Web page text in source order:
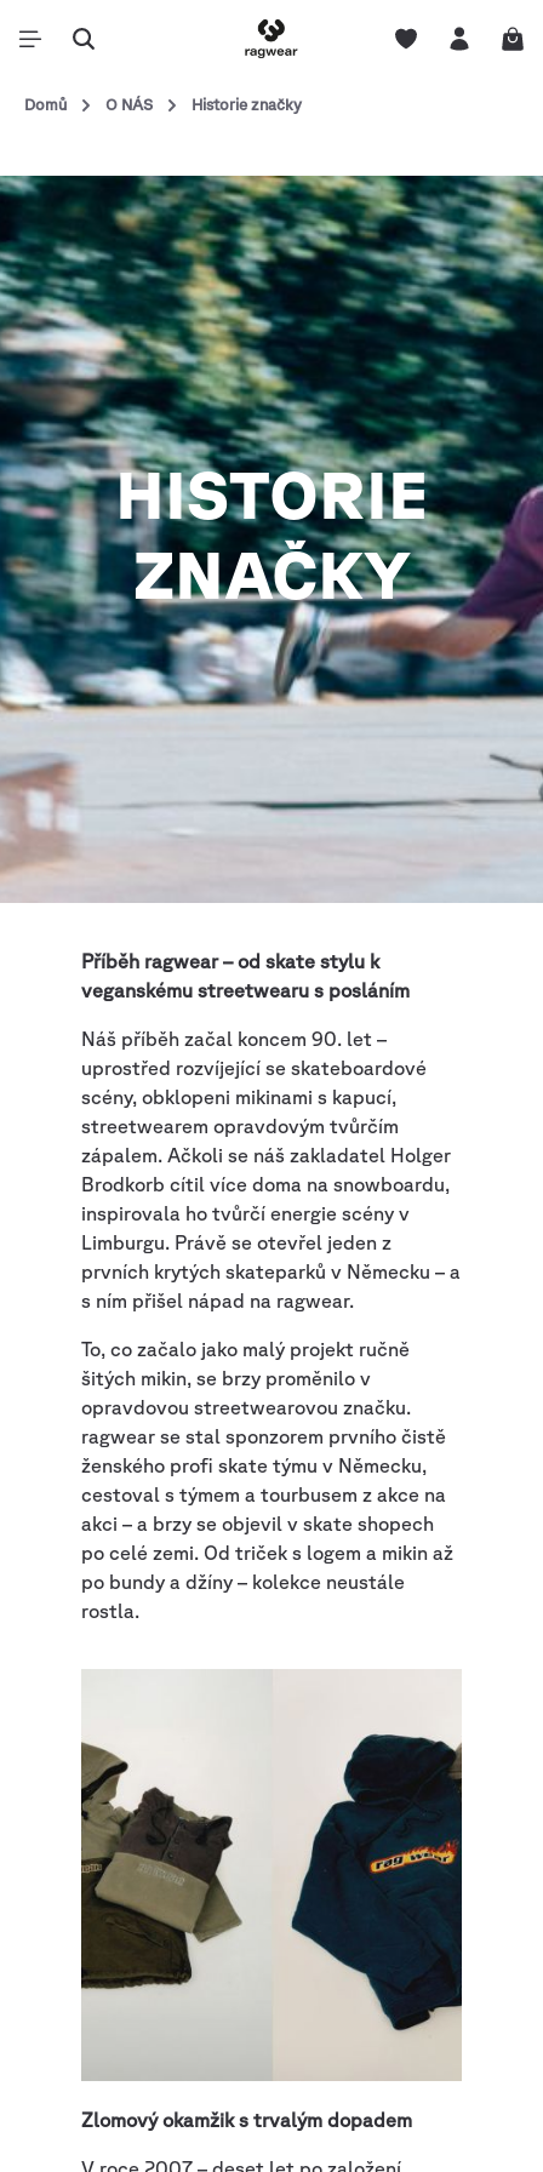
Domů O NÁS Historie značky
HISTORIE
ZNAČKY
Příběh ragwear – od skate stylu k
veganskému streetwearu s posláním
Náš příběh začal koncem 90. let –
uprostřed rozvíjející se skateboardové
scény, obklopeni mikinami s kapucí,
streetwearem opravdovým tvůrčím
zápalem. Ačkoli se náš zakladatel Holger
Brodkorb cítil více doma na snowboardu,
inspirovala ho tvůrčí energie scény v
Limburgu. Právě se otevřel jeden z
prvních krytých skateparků v Německu – a
s ním přišel nápad na ragwear.
To, co začalo jako malý projekt ručně
šitých mikin, se brzy proměnilo v
opravdovou streetwearovou značku.
ragwear se stal sponzorem prvního čistě
ženského profi skate týmu v Německu,
cestoval s týmem a tourbusem z akce na
akci – a brzy se objevil v skate shopech
po celé zemi. Od triček s logem a mikin až
po bundy a džíny – kolekce neustále
rostla.
Zlomový okamžik s trvalým dopadem